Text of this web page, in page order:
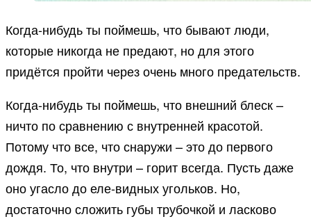
Когда-нибудь ты поймешь, что бывают люди,
которые никогда не предают, но для этого
придётся пройти через очень много предательств.
Когда-нибудь ты поймешь, что внешний блеск –
ничто по сравнению с внутренней красотой.
Потому что все, что снаружи – это до первого
дождя. То, что внутри – горит всегда. Пусть даже
оно угасло до еле-видных угольков. Но,
достаточно сложить губы трубочкой и ласково